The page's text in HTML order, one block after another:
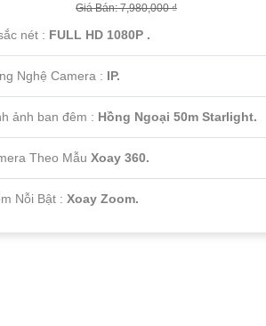
Giá Bán: 7,980,000 ₫
nét : FULL HD 1080P .
Nghệ Camera : IP.
ảnh ban đêm : Hồng Ngoại 50m Starlight.
Theo Mẫu Xoay 360.
Nỗi Bật : Xoay Zoom.